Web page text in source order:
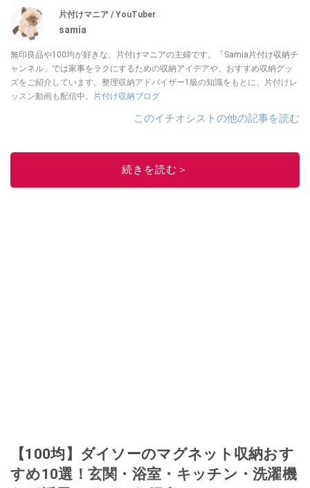
片付けマニア / YouTuber
samia
無印良品や100均が好きな、片付けマニアの主婦です。「Samia片付け収納チ
ャンネル」では家事をラクにするための収納アイデアや、おすすめ収納グッ
ズをご紹介しています。整理収納アドバイザー1級の知識をもとに、片付けレ
ッスン動画も配信中。
片付け収納ブログ
このイチオシストの他の記事を読む
続きを読む＞
【100均】ダイソーのマグネット収納おす
すめ10選！玄関・浴室・キッチン・洗濯機